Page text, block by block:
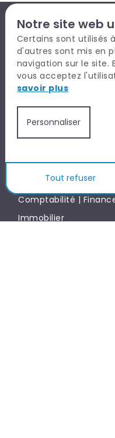
Donner du sens à vos
Assurance | Banque
Business | Retail
Comptabilité |
Immobilier
Notre site web
Certains sont utilisés
d'autres sont mis en
navigation sur le site.
vous acceptez
savoir plus
Personnaliser
Tout refuser